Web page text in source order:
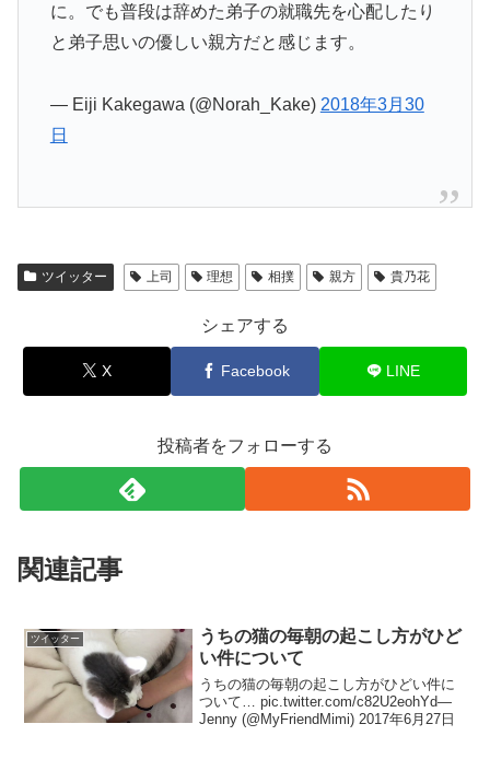
に。でも普段は辞めた弟子の就職先を心配したり
と弟子思いの優しい親方だと感じます。
— Eiji Kakegawa (@Norah_Kake) 2018年3月30
日
ツイッター 上司 理想 相撲 親方 貴乃花
シェアする
X Facebook LINE
投稿者をフォローする
関連記事
ツイッター
うちの猫の毎朝の起こし方がひど
い件について
うちの猫の毎朝の起こし方がひどい件に
ついて… pic.twitter.com/c82U2eohYd—
Jenny (@MyFriendMimi) 2017年6月27日